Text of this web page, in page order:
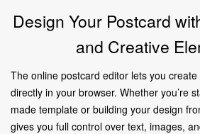
Design Your Postcard
and Creative
The online postcard editor lets you
directly in your browser. Whether you’re
made template or building your design
gives you full control over text, images,